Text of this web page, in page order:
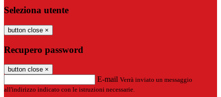
Seleziona utente
button close ×
Recupero password
button close ×
E-mail Verrà inviato un messaggio
all'indirizzo indicato con le istruzioni necessarie.